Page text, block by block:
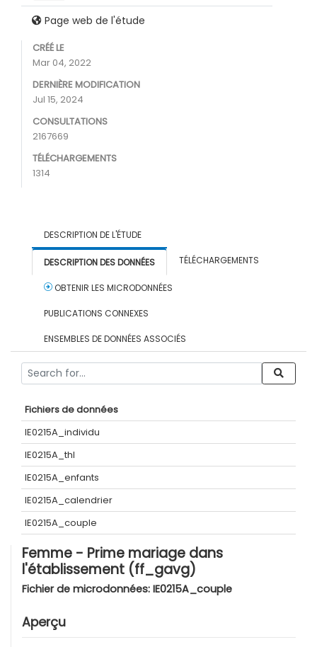
Page web de l'étude
CRÉÉ LE
Mar 04, 2022
DERNIÈRE MODIFICATION
Jul 15, 2024
CONSULTATIONS
2167669
TÉLÉCHARGEMENTS
1314
DESCRIPTION DE L'ÉTUDE
DESCRIPTION DES DONNÉES TÉLÉCHARGEMENTS
OBTENIR LES MICRODONNÉES
PUBLICATIONS CONNEXES
ENSEMBLES DE DONNÉES ASSOCIÉS
Fichiers de données
IE0215A_individu
IE0215A_thl
IE0215A_enfants
IE0215A_calendrier
IE0215A_couple
Femme - Prime mariage dans
l'établissement (ff_gavg)
Fichier de microdonnées: IE0215A_couple
Aperçu